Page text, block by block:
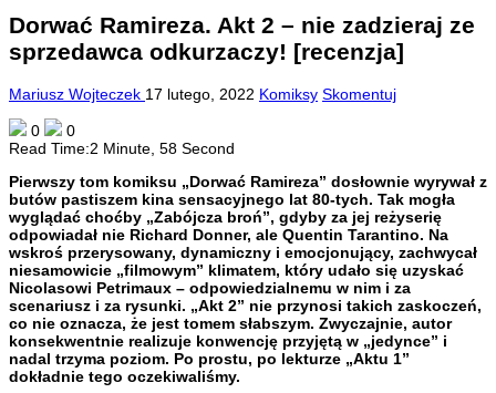
Dorwać Ramireza. Akt 2 – nie zadzieraj ze
sprzedawca odkurzaczy! [recenzja]
Mariusz Wojteczek 17 lutego, 2022 Komiksy Skomentuj
0
0
Read Time:2 Minute, 58 Second
Pierwszy tom komiksu „Dorwać Ramireza” dosłownie wyrywał z
butów pastiszem kina sensacyjnego lat 80-tych. Tak mogła
wyglądać choćby „Zabójcza broń”, gdyby za jej reżyserię
odpowiadał nie Richard Donner, ale Quentin Tarantino. Na
wskroś przerysowany, dynamiczny i emocjonujący, zachwycał
niesamowicie „filmowym” klimatem, który udało się uzyskać
Nicolasowi Petrimaux – odpowiedzialnemu w nim i za
scenariusz i za rysunki. „Akt 2” nie przynosi takich zaskoczeń,
co nie oznacza, że jest tomem słabszym. Zwyczajnie, autor
konsekwentnie realizuje konwencję przyjętą w „jedynce” i
nadal trzyma poziom. Po prostu, po lekturze „Aktu 1”
dokładnie tego oczekiwaliśmy.